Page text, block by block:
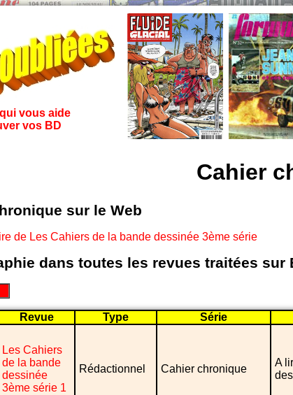
vous aide
vos BD
Cahier
sur le Web
de Les Cahiers de la bande dessinée 3ème série
dans toutes les revues traitées sur
Revue Type Série
Les Cahiers
de la bande
dessinée
3ème série 1
Rédactionnel Cahier chronique
A